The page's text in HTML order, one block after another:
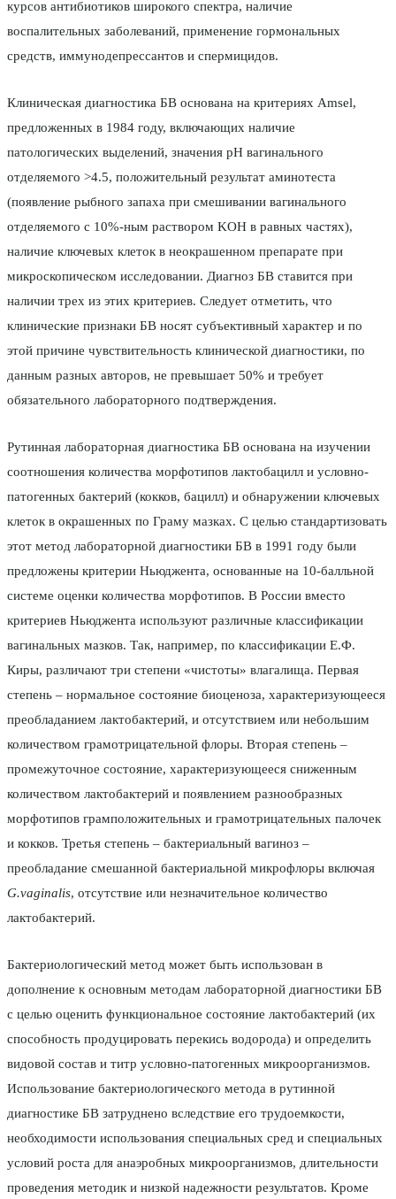
курсов антибиотиков широкого спектра, наличие
воспалительных заболеваний, применение гормональных
средств, иммунодепрессантов и спермицидов.
Клиническая диагностика БВ основана на критериях Amsel,
предложенных в 1984 году, включающих наличие
патологических выделений, значения pH вагинального
отделяемого >4.5, положительный результат аминотеста
(появление рыбного запаха при смешивании вагинального
отделяемого с 10%-ным раствором KOH в равных частях),
наличие ключевых клеток в неокрашенном препарате при
микроскопическом исследовании. Диагноз БВ ставится при
наличии трех из этих критериев. Следует отметить, что
клинические признаки БВ носят субъективный характер и по
этой причине чувствительность клинической диагностики, по
данным разных авторов, не превышает 50% и требует
обязательного лабораторного подтверждения.
Рутинная лабораторная диагностика БВ основана на изучении
соотношения количества морфотипов лактобацилл и условно-
патогенных бактерий (кокков, бацилл) и обнаружении ключевых
клеток в окрашенных по Граму мазках. С целью стандартизовать
этот метод лабораторной диагностики БВ в 1991 году были
предложены критерии Ньюджента, основанные на 10-балльной
системе оценки количества морфотипов. В России вместо
критериев Ньюджента используют различные классификации
вагинальных мазков. Так, например, по классификации Е.Ф.
Киры, различают три степени «чистоты» влагалища. Первая
степень – нормальное состояние биоценоза, характеризующееся
преобладанием лактобактерий, и отсутствием или небольшим
количеством грамотрицательной флоры. Вторая степень –
промежуточное состояние, характеризующееся сниженным
количеством лактобактерий и появлением разнообразных
морфотипов грамположительных и грамотрицательных палочек
и кокков. Третья степень – бактериальный вагиноз –
преобладание смешанной бактериальной микрофлоры включая
G.vaginalis, отсутствие или незначительное количество
лактобактерий.
Бактериологический метод может быть использован в
дополнение к основным методам лабораторной диагностики БВ
с целью оценить функциональное состояние лактобактерий (их
способность продуцировать перекись водорода) и определить
видовой состав и титр условно-патогенных микроорганизмов.
Использование бактериологического метода в рутинной
диагностике БВ затруднено вследствие его трудоемкости,
необходимости использования специальных сред и специальных
условий роста для анаэробных микроорганизмов, длительности
проведения методик и низкой надежности результатов. Кроме